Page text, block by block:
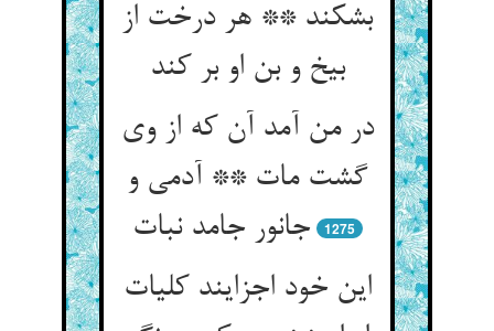
بشکند ** هر درخت از
بیخ و بن او بر کند
در من آمد آن که از وی
گشت مات ** آدمی و
جانور جامد نبات‌‌
1275
این خود اجزایند کلیات